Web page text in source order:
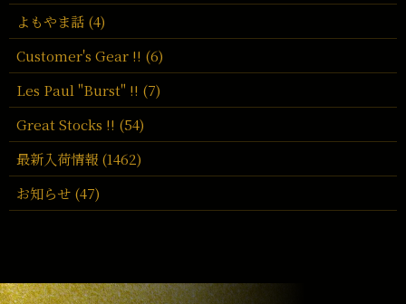
よもやま話 (4)
Customer's Gear !! (6)
Les Paul "Burst" !! (7)
Great Stocks !! (54)
最新入荷情報 (1462)
お知らせ (47)